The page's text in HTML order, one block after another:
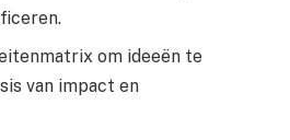
om ideeën te
van impact en